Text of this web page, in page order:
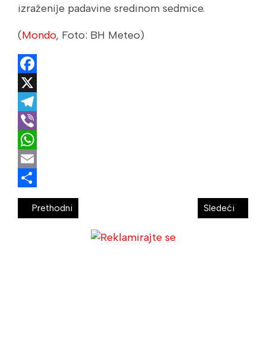
izraženije padavine sredinom sedmice.
(Mondo, Foto: BH Meteo)
Facebook
X
Telegram
Viber
WhatsApp
Email
Share
Prethodni Sledeći